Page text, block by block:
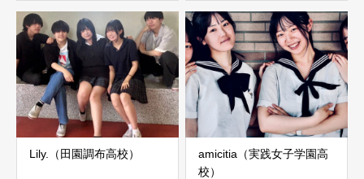
Lily.（田園調布高校）
amicitia（実践女子学園高
校）